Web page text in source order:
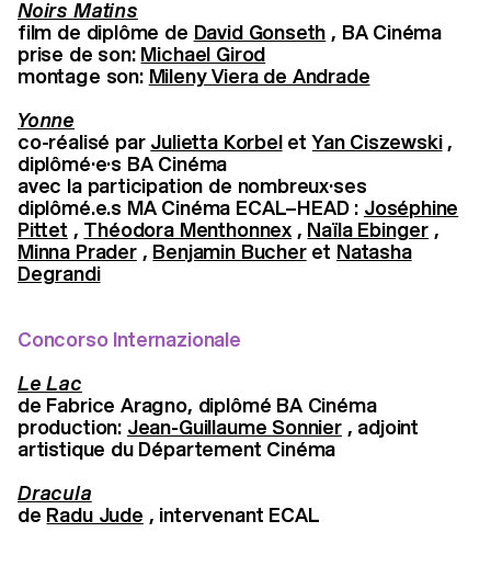
Noirs Matins
film de diplôme de David Gonseth , BA Cinéma
prise de son: Michael Girod
montage son: Mileny Viera de Andrade
Yonne
co-réalisé par Julietta KorbeletYan Ciszewski,
diplômé·e·s BA Cinéma
avec la participation de nombreux·ses
diplômé.e.s MA Cinéma ECAL–HEAD : Joséphine
Pittet , Théodora Menthonnex, Naïla Ebinger ,
Minna Prader, Benjamin Bucheret Natasha
Degrandi
Concorso Internazionale
Le Lac
de Fabrice Aragno, diplômé BA Cinéma
production: Jean-Guillaume Sonnier, adjoint
artistique du Département Cinéma
Dracula
de Radu Jude , intervenant ECAL